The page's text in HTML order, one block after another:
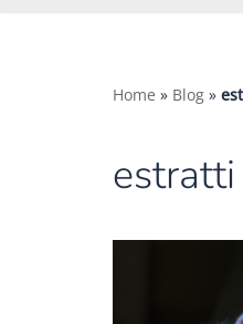
Home » Blog »